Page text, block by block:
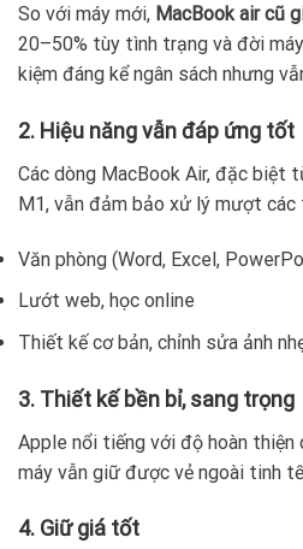
So với máy mới, MacBook air cũ
20–50% tùy tình trạng và đời
kiệm đáng kể ngân sách nhưng
2. Hiệu năng vẫn đáp ứng tốt
Các dòng MacBook Air, đặc biệt
M1, vẫn đảm bảo xử lý mượt các
Văn phòng (Word, Excel,
Lướt web, học online
Thiết kế cơ bản, chỉnh sửa ảnh
3. Thiết kế bền bỉ, sang trọng
Apple nổi tiếng với độ hoàn thiện
máy vẫn giữ được vẻ ngoài tinh
4. Giữ giá tốt